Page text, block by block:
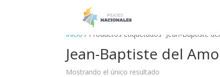
Inicio / Productos etiquetados “Jean-Baptiste del
Jean-Baptiste del Amo
Mostrando el único resultado